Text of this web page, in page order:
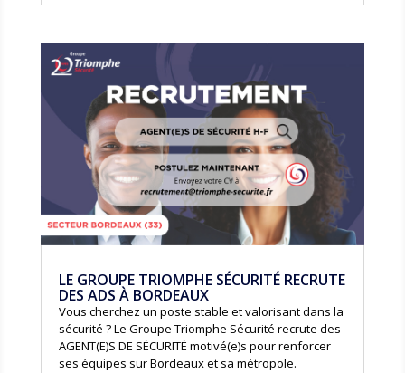
LE GROUPE TRIOMPHE SÉCURITÉ RECRUTE
DES ADS À BORDEAUX
Vous cherchez un poste stable et valorisant dans la
sécurité ? Le Groupe Triomphe Sécurité recrute des
AGENT(E)S DE SÉCURITÉ motivé(e)s pour renforcer
ses équipes sur Bordeaux et sa métropole.